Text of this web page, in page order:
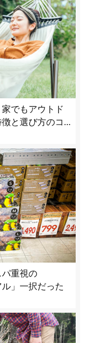
でもアウトド
と選び方のコ
重視の
」一択だった